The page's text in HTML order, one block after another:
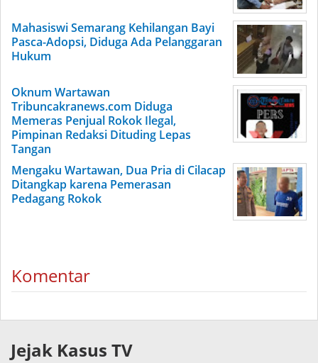
Mahasiswi Semarang Kehilangan Bayi
Pasca-Adopsi, Diduga Ada Pelanggaran
Hukum
Oknum Wartawan
Tribuncakranews.com Diduga
Memeras Penjual Rokok Ilegal,
Pimpinan Redaksi Dituding Lepas
Tangan
Mengaku Wartawan, Dua Pria di Cilacap
Ditangkap karena Pemerasan
Pedagang Rokok
Komentar
Jejak Kasus TV